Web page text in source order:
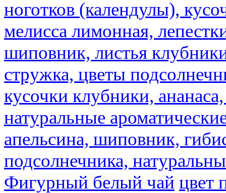
ноготков (календулы),
мелисса лимонная,
шиповник, листья
стружка, цветы
кусочки клубники,
натуральные
апельсина, шиповник,
подсолнечника,
Фигурный белый чай цвет